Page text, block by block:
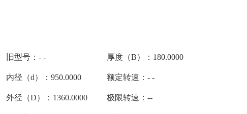
旧型号：- - 厚度（B）：180.0000
内径（d）：950.0000 额定转速：- -
外径（D）：1360.0000 极限转速：--